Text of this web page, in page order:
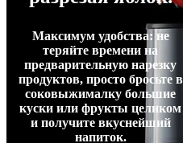
Максимум удобства: не
теряйте времени на
предварительную нарезку
продуктов, просто бросьте в
соковыжималку большие
куски или фрукты целиком
и получите вкуснейший
напиток.